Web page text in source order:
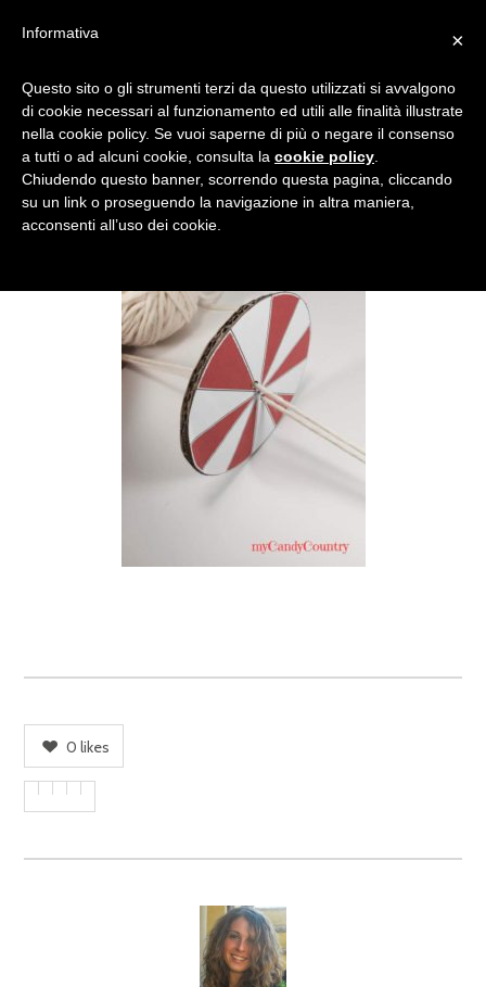
SPINNER
0 likes
×
Informativa
Questo sito o gli strumenti terzi da questo utilizzati si avvalgono
di cookie necessari al funzionamento ed utili alle finalità illustrate
nella cookie policy. Se vuoi saperne di più o negare il consenso
a tutti o ad alcuni cookie, consulta la cookie policy
Chiudendo questo banner, scorrendo questa pagina, cliccando
su un link o proseguendo la navigazione in altra maniera,
acconsenti all’uso dei cookie.